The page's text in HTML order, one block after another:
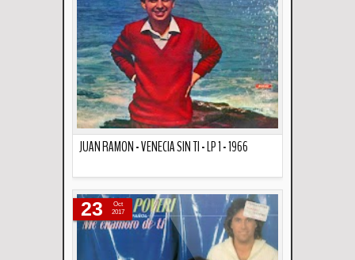
JUAN RAMON - VENECIA SIN TI - LP 1 - 1966
23
Oct
2017